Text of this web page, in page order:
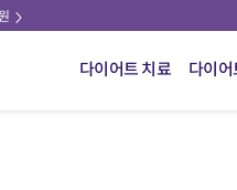
다이어트 치료 다이